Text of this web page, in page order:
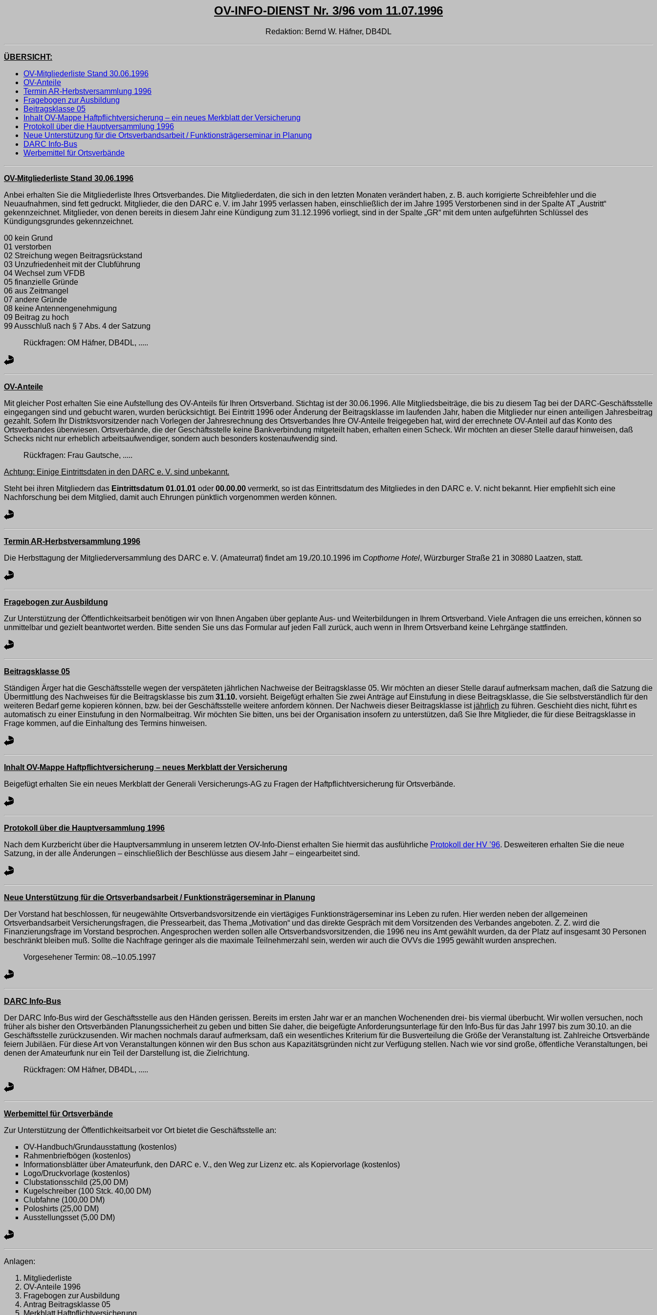
OV-INFO-DIENST Nr. 3/96 vom 11.07.1996
Redaktion: Bernd W. Häfner, DB4DL
ÜBERSICHT:
OV-Mitgliederliste Stand 30.06.1996
OV-Anteile
Termin AR-Herbstversammlung 1996
Fragebogen zur Ausbildung
Beitragsklasse 05
Inhalt OV-Mappe Haftpflichtversicherung – ein neues Merkblatt der Versicherung
Protokoll über die Hauptversammlung 1996
Neue Unterstützung für die Ortsverbandsarbeit / Funktionsträgerseminar in Planung
DARC Info-Bus
Werbemittel für Ortsverbände
OV-Mitgliederliste Stand 30.06.1996
Anbei erhalten Sie die Mitgliederliste Ihres Ortsverbandes. Die Mitgliederdaten, die sich in den letzten Monaten verändert haben, z. B. auch korrigierte Schreibfehler und die
Neuaufnahmen, sind fett gedruckt. Mitglieder, die den DARC e. V. im Jahr 1995 verlassen haben, einschließlich der im Jahre 1995 Verstorbenen sind in der Spalte AT „Austritt“
gekennzeichnet. Mitglieder, von denen bereits in diesem Jahr eine Kündigung zum 31.12.1996 vorliegt, sind in der Spalte „GR“ mit dem unten aufgeführten Schlüssel des
Kündigungsgrundes gekennzeichnet.
00 kein Grund
01 verstorben
02 Streichung wegen Beitragsrückstand
03 Unzufriedenheit mit der Clubführung
04 Wechsel zum VFDB
05 finanzielle Gründe
06 aus Zeitmangel
07 andere Gründe
08 keine Antennengenehmigung
09 Beitrag zu hoch
99 Ausschluß nach § 7 Abs. 4 der Satzung
Rückfragen: OM Häfner, DB4DL, .....
OV-Anteile
Mit gleicher Post erhalten Sie eine Aufstellung des OV-Anteils für Ihren Ortsverband. Stichtag ist der 30.06.1996. Alle Mitgliedsbeiträge, die bis zu diesem Tag bei der DARC-Geschäftsstelle
eingegangen sind und gebucht waren, wurden berücksichtigt. Bei Eintritt 1996 oder Änderung der Beitragsklasse im laufenden Jahr, haben die Mitglieder nur einen anteiligen Jahresbeitrag
gezahlt. Sofern Ihr Distriktsvorsitzender nach Vorlegen der Jahresrechnung des Ortsverbandes Ihre OV-Anteile freigegeben hat, wird der errechnete OV-Anteil auf das Konto des
Ortsverbandes überwiesen. Ortsverbände, die der Geschäftsstelle keine Bankverbindung mitgeteilt haben, erhalten einen Scheck. Wir möchten an dieser Stelle darauf hinweisen, daß
Schecks nicht nur erheblich arbeitsaufwendiger, sondern auch besonders kostenaufwendig sind.
Rückfragen: Frau Gautsche, .....
Achtung: Einige Eintrittsdaten in den DARC e. V. sind unbekannt.
Steht bei ihren Mitgliedern das Eintrittsdatum 01.01.01 oder 00.00.00 vermerkt, so ist das Eintrittsdatum des Mitgliedes in den DARC e. V. nicht bekannt. Hier empfiehlt sich eine
Nachforschung bei dem Mitglied, damit auch Ehrungen pünktlich vorgenommen werden können.
Termin AR-Herbstversammlung 1996
Die Herbsttagung der Mitgliederversammlung des DARC e. V. (Amateurrat) findet am 19./20.10.1996 im Copthorne Hotel, Würzburger Straße 21 in 30880 Laatzen, statt.
Fragebogen zur Ausbildung
Zur Unterstützung der Öffentlichkeitsarbeit benötigen wir von Ihnen Angaben über geplante Aus- und Weiterbildungen in Ihrem Ortsverband. Viele Anfragen die uns erreichen, können so
unmittelbar und gezielt beantwortet werden. Bitte senden Sie uns das Formular auf jeden Fall zurück, auch wenn in Ihrem Ortsverband keine Lehrgänge stattfinden.
Beitragsklasse 05
Ständigen Ärger hat die Geschäftsstelle wegen der verspäteten jährlichen Nachweise der Beitragsklasse 05. Wir möchten an dieser Stelle darauf aufmerksam machen, daß die Satzung die
Übermittlung des Nachweises für die Beitragsklasse bis zum 31.10. vorsieht. Beigefügt erhalten Sie zwei Anträge auf Einstufung in diese Beitragsklasse, die Sie selbstverständlich für den
weiteren Bedarf gerne kopieren können, bzw. bei der Geschäftsstelle weitere anfordern können. Der Nachweis dieser Beitragsklasse ist jährlich zu führen. Geschieht dies nicht, führt es
automatisch zu einer Einstufung in den Normalbeitrag. Wir möchten Sie bitten, uns bei der Organisation insofern zu unterstützen, daß Sie Ihre Mitglieder, die für diese Beitragsklasse in
Frage kommen, auf die Einhaltung des Termins hinweisen.
Inhalt OV-Mappe Haftpflichtversicherung – neues Merkblatt der Versicherung
Beigefügt erhalten Sie ein neues Merkblatt der Generali Versicherungs-AG zu Fragen der Haftpflichtversicherung für Ortsverbände.
Protokoll über die Hauptversammlung 1996
Nach dem Kurzbericht über die Hauptversammlung in unserem letzten OV-Info-Dienst erhalten Sie hiermit das ausführliche Protokoll der HV ’96. Desweiteren erhalten Sie die neue
Satzung, in der alle Änderungen – einschließlich der Beschlüsse aus diesem Jahr – eingearbeitet sind.
Neue Unterstützung für die Ortsverbandsarbeit / Funktionsträgerseminar in Planung
Der Vorstand hat beschlossen, für neugewählte Ortsverbandsvorsitzende ein viertägiges Funktionsträgerseminar ins Leben zu rufen. Hier werden neben der allgemeinen
Ortsverbandsarbeit Versicherungsfragen, die Pressearbeit, das Thema „Motivation“ und das direkte Gespräch mit dem Vorsitzenden des Verbandes angeboten. Z. Z. wird die
Finanzierungsfrage im Vorstand besprochen. Angesprochen werden sollen alle Ortsverbandsvorsitzenden, die 1996 neu ins Amt gewählt wurden, da der Platz auf insgesamt 30 Personen
beschränkt bleiben muß. Sollte die Nachfrage geringer als die maximale Teilnehmerzahl sein, werden wir auch die OVVs die 1995 gewählt wurden ansprechen.
Vorgesehener Termin: 08.–10.05.1997
DARC Info-Bus
Der DARC Info-Bus wird der Geschäftsstelle aus den Händen gerissen. Bereits im ersten Jahr war er an manchen Wochenenden drei- bis viermal überbucht. Wir wollen versuchen, noch
früher als bisher den Ortsverbänden Planungssicherheit zu geben und bitten Sie daher, die beigefügte Anforderungsunterlage für den Info-Bus für das Jahr 1997 bis zum 30.10. an die
Geschäftsstelle zurückzusenden. Wir machen nochmals darauf aufmerksam, daß ein wesentliches Kriterium für die Busverteilung die Größe der Veranstaltung ist. Zahlreiche Ortsverbände
feiern Jubiläen. Für diese Art von Veranstaltungen können wir den Bus schon aus Kapazitätsgründen nicht zur Verfügung stellen. Nach wie vor sind große, öffentliche Veranstaltungen, bei
denen der Amateurfunk nur ein Teil der Darstellung ist, die Zielrichtung.
Rückfragen: OM Häfner, DB4DL, .....
Werbemittel für Ortsverbände
Zur Unterstützung der Öffentlichkeitsarbeit vor Ort bietet die Geschäftsstelle an:
OV-Handbuch/Grundausstattung (kostenlos)
Rahmenbriefbögen (kostenlos)
Informationsblätter über Amateurfunk, den DARC e. V., den Weg zur Lizenz etc. als Kopiervorlage (kostenlos)
Logo/Druckvorlage (kostenlos)
Clubstationsschild (25,00 DM)
Kugelschreiber (100 Stck. 40,00 DM)
Clubfahne (100,00 DM)
Poloshirts (25,00 DM)
Ausstellungsset (5,00 DM)
Anlagen:
Mitgliederliste
OV-Anteile 1996
Fragebogen zur Ausbildung
Antrag Beitragsklasse 05
Merkblatt Haftpflichtversicherung